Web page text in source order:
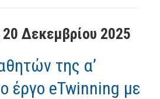
20 Δεκεμβρίου 2025
της α’
έργο eTwinning με